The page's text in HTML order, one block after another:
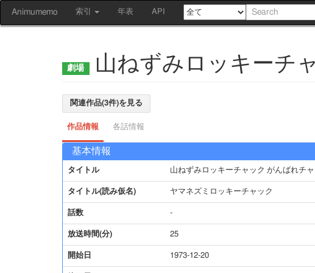
Animumemo 索引 年表 API
山ねずみロッキーチ
関連作品(3件)を見る
作品情報 各話情報
基本情報
タイトル 山ねずみロッキーチャック がんばれチ
タイトル(読み仮名) ヤマネズミロッキーチャック
話数 -
放送時間(分) 25
開始日 1973-12-20